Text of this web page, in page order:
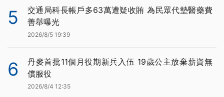
5
交通局科長帳戶多63萬遭疑收賄 為民眾代墊醫藥費
善舉曝光
2026/8/5 19:39
6
丹麥首批11個月役期新兵入伍 19歲公主放棄薪資無
償服役
2026/8/4 12:35